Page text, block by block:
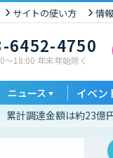
サイトの使い方 情
6452-4750
〜18:00 年末年始除く
ニュース イベン
累計調達金額は約23億